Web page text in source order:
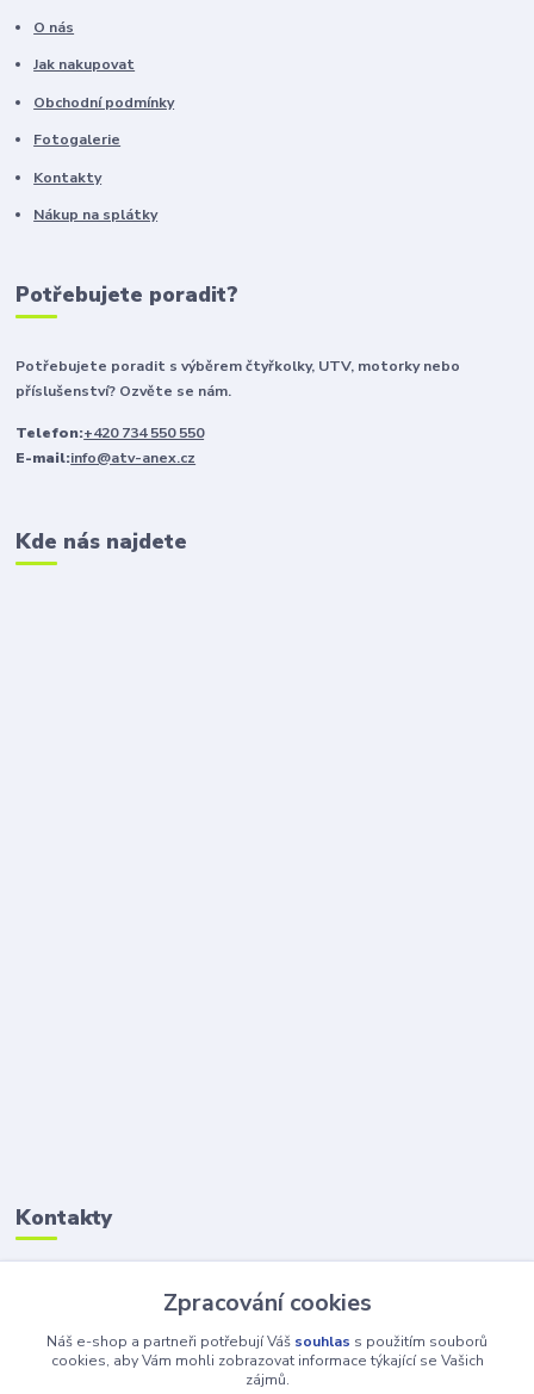
O nás
Jak nakupovat
Obchodní podmínky
Fotogalerie
Kontakty
Nákup na splátky
Potřebujete poradit?
Potřebujete poradit s výběrem čtyřkolky, UTV, motorky nebo
příslušenství? Ozvěte se nám.
Telefon:+420 734 550 550
E-mail:info@atv-anex.cz
Kde nás najdete
Kontakty
Petr Šolin
+420 734 550 550
(Po-Pá, 8-17 hod.) So, 8-12
Zpracování cookies
Náš e-shop a partneři potřebují Váš souhlas s použitím souborů
cookies, aby Vám mohli zobrazovat informace týkající se Vašich
zájmů.